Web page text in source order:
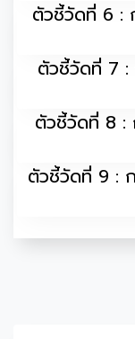
ตัวชี้วัดที่ 6 :
ตัวชี้วัดที่ 7 :
ตัวชี้วัดที่ 8 :
ตัวชี้วัดที่ 9 :